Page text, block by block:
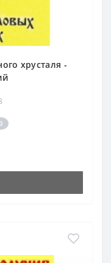
хрусталя -